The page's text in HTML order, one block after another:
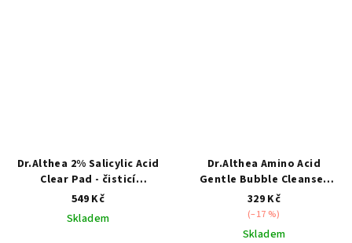
Dr.Althea 2% Salicylic Acid
Clear Pad - čisticí
tamponky s kyselinou
salicylovou
549 Kč
Skladem
Dr.Althea Amino Acid
Gentle Bubble Cleanser
140ml- Jemná čistící pěna
329 Kč
(–17 %)
Skladem